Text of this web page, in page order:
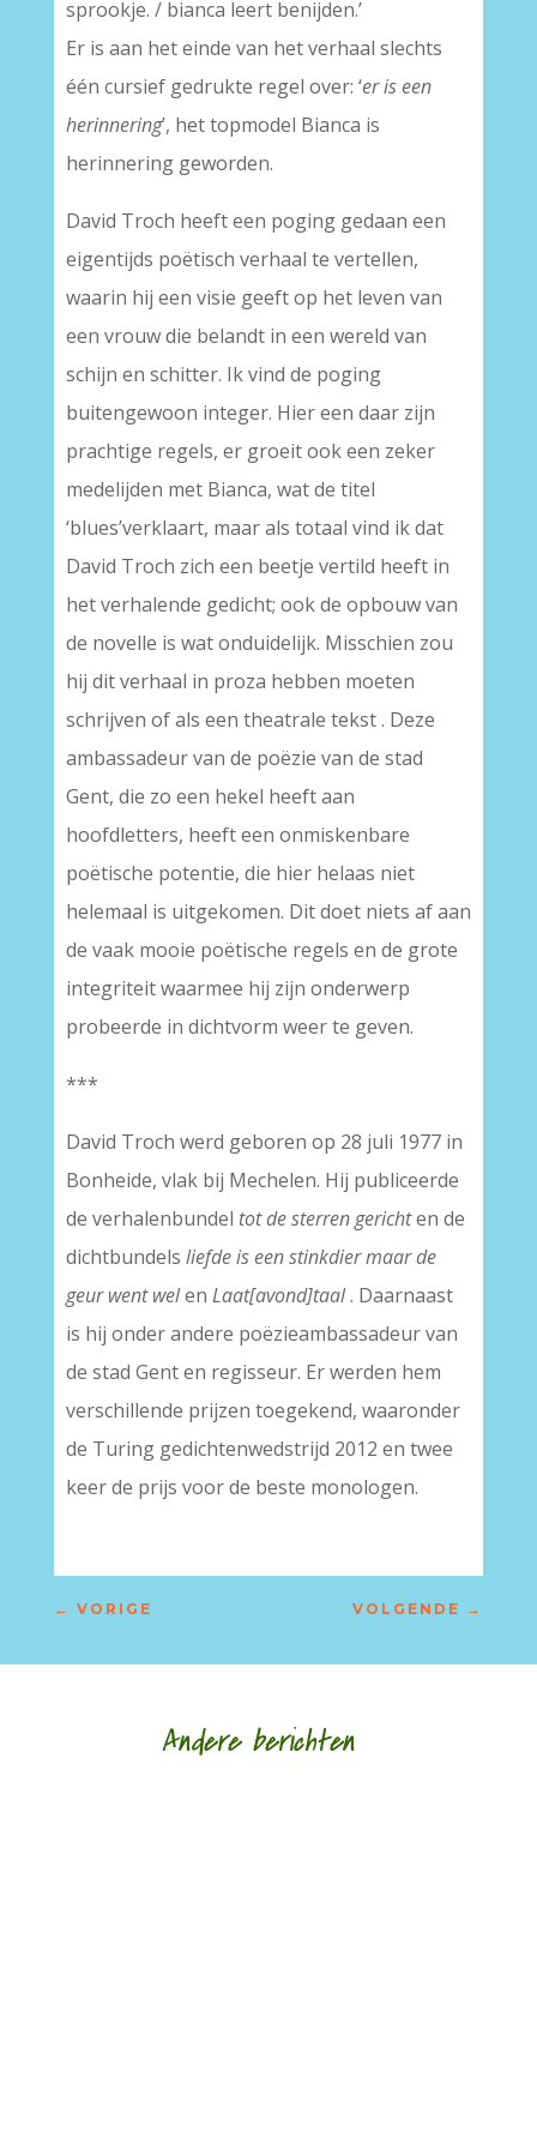
sprookje. / bianca leert benijden.’
Er is aan het einde van het verhaal slechts
één cursief gedrukte regel over: ‘er is een
herinnering’, het topmodel Bianca is
herinnering geworden.
David Troch heeft een poging gedaan een
eigentijds poëtisch verhaal te vertellen,
waarin hij een visie geeft op het leven van
een vrouw die belandt in een wereld van
schijn en schitter. Ik vind de poging
buitengewoon integer. Hier een daar zijn
prachtige regels, er groeit ook een zeker
medelijden met Bianca, wat de titel
‘blues’verklaart, maar als totaal vind ik dat
David Troch zich een beetje vertild heeft in
het verhalende gedicht; ook de opbouw van
de novelle is wat onduidelijk. Misschien zou
hij dit verhaal in proza hebben moeten
schrijven of als een theatrale tekst . Deze
ambassadeur van de poëzie van de stad
Gent, die zo een hekel heeft aan
hoofdletters, heeft een onmiskenbare
poëtische potentie, die hier helaas niet
helemaal is uitgekomen. Dit doet niets af aan
de vaak mooie poëtische regels en de grote
integriteit waarmee hij zijn onderwerp
probeerde in dichtvorm weer te geven.
***
David Troch werd geboren op 28 juli 1977 in
Bonheide, vlak bij Mechelen. Hij publiceerde
de verhalenbundel tot de sterren gerichten de
dichtbundels liefde is een stinkdier maar de
geur went welen Laat[avond]taal. Daarnaast
is hij onder andere poëzieambassadeur van
de stad Gent en regisseur. Er werden hem
verschillende prijzen toegekend, waaronder
de Turing gedichtenwedstrijd 2012 en twee
keer de prijs voor de beste monologen.
← VORIGE VOLGENDE →
Andere berichten